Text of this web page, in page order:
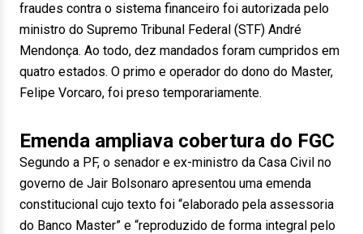
fraudes contra o sistema financeiro foi autorizada pelo
ministro do Supremo Tribunal Federal (STF) André
Mendonça. Ao todo, dez mandados foram cumpridos em
quatro estados. O primo e operador do dono do Master,
Felipe Vorcaro, foi preso temporariamente.
Emenda ampliava cobertura do FGC
Segundo a PF, o senador e ex-ministro da Casa Civil no
governo de Jair Bolsonaro apresentou uma emenda
constitucional cujo texto foi “elaborado pela assessoria
do Banco Master” e “reproduzido de forma integral pelo